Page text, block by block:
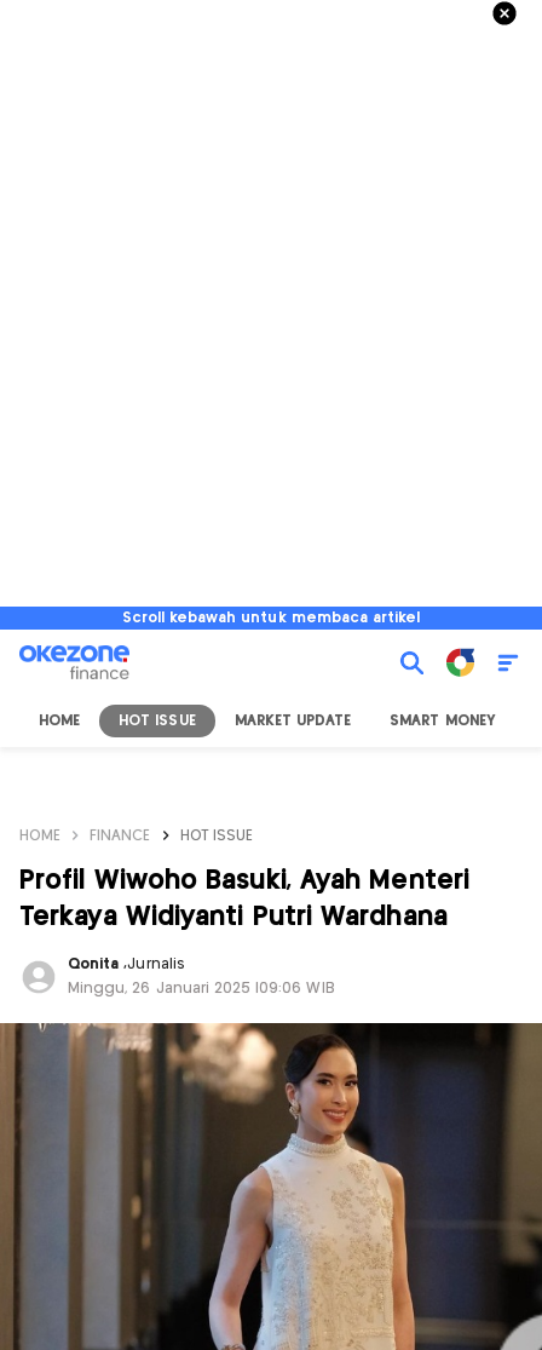
Scroll kebawah untuk membaca artikel
HOME HOT ISSUE MARKET UPDATE SMART MONEY
HOME FINANCE HOT ISSUE
Profil Wiwoho Basuki, Ayah Menteri
Terkaya Widiyanti Putri Wardhana
Qonita,Jurnalis
Minggu, 26 Januari 2025 |09:06 WIB